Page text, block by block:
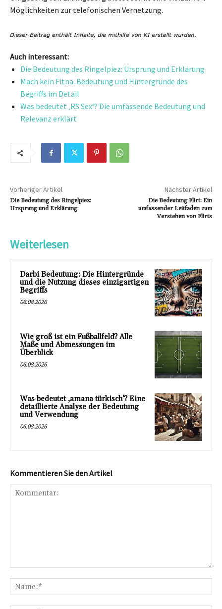
Möglichkeiten zur telefonischen Vernetzung.
Auch interessant:
Die Bedeutung des Ringelpiez: Ursprung und Erklärung
Mach kein Fitna: Bedeutung und Hintergründe des
Begriffs im Detail
Was bedeutet ‚RS Sex‘? Die umfassende Bedeutung und
Relevanz erklärt
Vorheriger Artikel
Die Bedeutung des Ringelpiez:
Ursprung und Erklärung
Nächster Artikel
Die Bedeutung Flirt: Ein
umfassender Leitfaden zum
Verstehen von Flirts
Weiterlesen
Darbi Bedeutung: Die Hintergründe
und die Nutzung dieses einzigartigen
Begriffs
06.08.2026
Wie groß ist ein Fußballfeld? Alle
Maße und Abmessungen im
Überblick
06.08.2026
Was bedeutet ‚amana türkisch‘? Eine
detaillierte Analyse der Bedeutung
und Verwendung
06.08.2026
Kommentieren Sie den Artikel